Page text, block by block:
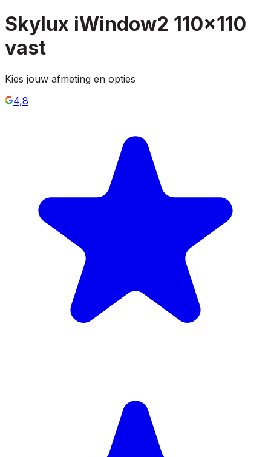
Skylux iWindow2 110x110
vast
Kies jouw afmeting en opties
4,8